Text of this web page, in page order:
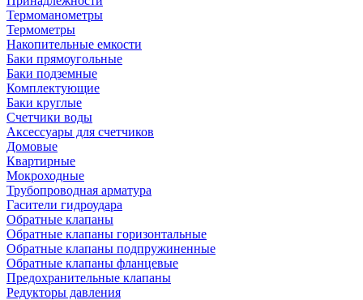
Термоманометры
Термометры
Накопительные емкости
Баки прямоугольные
Баки подземные
Комплектующие
Баки круглые
Счетчики воды
Аксессуары для счетчиков
Домовые
Квартирные
Мокроходные
Трубопроводная арматура
Гасители гидроудара
Обратные клапаны
Обратные клапаны горизонтальные
Обратные клапаны подпружиненные
Обратные клапаны фланцевые
Предохранительные клапаны
Редукторы давления